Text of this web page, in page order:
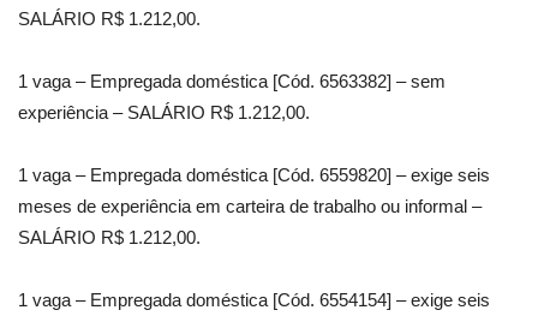
SALÁRIO R$ 1.212,00.
1 vaga – Empregada doméstica [Cód. 6563382] – sem
experiência – SALÁRIO R$ 1.212,00.
1 vaga – Empregada doméstica [Cód. 6559820] – exige seis
meses de experiência em carteira de trabalho ou informal –
SALÁRIO R$ 1.212,00.
1 vaga – Empregada doméstica [Cód. 6554154] – exige seis